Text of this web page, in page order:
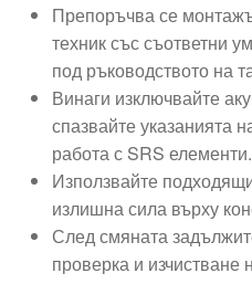
Препоръчва се
техник със съответни
под ръководството на
Винаги изключвайте
спазвайте указанията
работа с SRS елементи.
Използвайте
излишна сила върху
След смяната
проверка и изчистване